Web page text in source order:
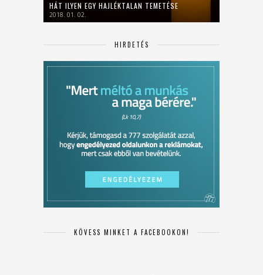
HÁT ILYEN EGY HAJLÉKTALAN TEMETÉSE
2018. 01. 02.
HIRDETÉS
KÖVESS MINKET A FACEBOOKON!